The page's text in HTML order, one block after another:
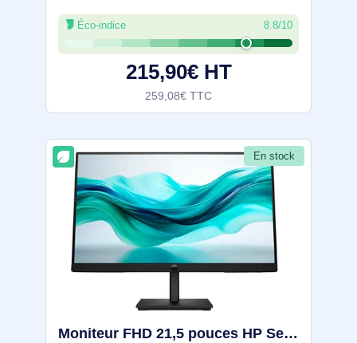
angles 178° et écran mat. Couverture
sRGB 99 % pour des couleurs fiables.
Confort visuel avec filtre faible lumière
Éco-indice 8.8/10
215,90€ HT
259,08€ TTC
En stock
Moniteur FHD 21,5 pouces HP Series 3 Pro - 322pf - 9U5B0UT#ABB